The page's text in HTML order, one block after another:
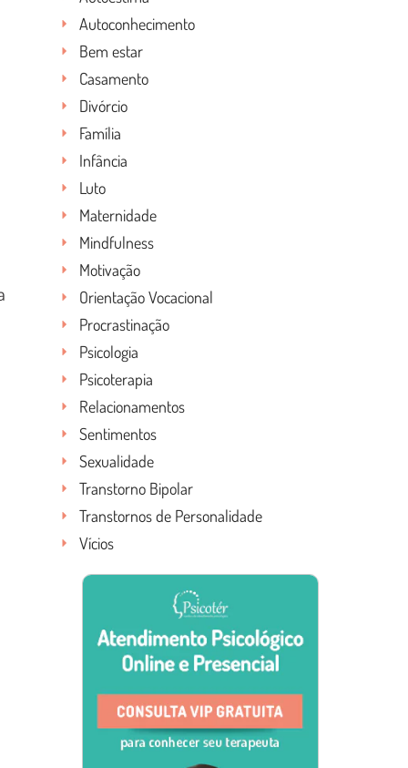
Autoconhecimento
Bem estar
Casamento
Divórcio
Família
Infância
Luto
Maternidade
Mindfulness
Motivação
Orientação Vocacional
Procrastinação
Psicologia
Psicoterapia
Relacionamentos
Sentimentos
Sexualidade
Transtorno Bipolar
Transtornos de Personalidade
Vícios